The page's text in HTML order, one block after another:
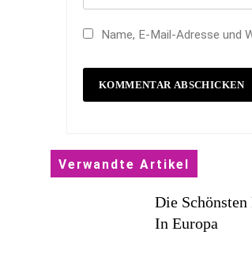
Name, E-Mail-Adresse und
Verwandte Artikel
Die
In Europa